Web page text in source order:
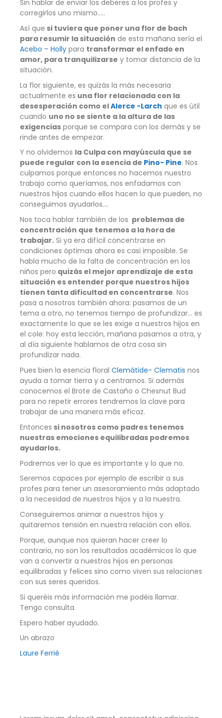
Sin hablar de enviar los deberes a los profes y
corregirlos uno mismo…..
Así que si tuviera que poner una flor de bach
para resumir la situación de esta mañana sería el
Acebo – Holly para transformar el enfado en
amor, para tranquilizarse y tomar distancia de la
situación.
La flor siguiente, es quizás la más necesaria
actualmente es una flor relacionada con la
desesperación como elAlerce -Larch que es útil
cuando uno no se siente a la altura de las
exigencias porque se compara con los demás y se
rinde antes de empezar.
Y no olvidemos la Culpa con mayúscula que se
puede regular con la esencia de Pino- Pine. Nos
culpamos porque entonces no hacemos nuestro
trabajo como queríamos, nos enfadamos con
nuestros hijos cuando ellos hacen lo que pueden, no
conseguimos ayudarlos….
Nos toca hablar también de los problemas de
concentración que tenemos a la hora de
trabajar. Si ya era difícil concentrarse en
condiciones óptimas ahora es casi imposible. Se
habla mucho de la falta de concentración en los
niños pero quizás el mejor aprendizaje de esta
situación es entender porque nuestros hijos
tienen tanta dificultad en concentrarse. Nos
pasa a nosotros también ahora: pasamos de un
tema a otro, no tenemos tiempo de profundizar… es
exactamente lo que se les exige a nuestros hijos en
el cole: hoy esta lección, mañana pasamos a otra, y
al día siguiente hablamos de otra cosa sin
profundizar nada.
Pues bien la esencia floral Clemátide- Clematis nos
ayuda a tomar tierra y a centrarnos. Si además
conocemos el Brote de Castaño o Chesnut Bud
para no repetir errores tendremos la clave para
trabajar de una manera más eficaz.
Entonces si nosotros como padres tenemos
nuestras emociones equilibradas podremos
ayudarlos.
Podremos ver lo que es importante y lo que no.
Seremos capaces por ejemplo de escribir a sus
profes para tener un asesoramiento más adaptado
a la necesidad de nuestros hijos y a la nuestra.
Conseguiremos animar a nuestros hijos y
quitaremos tensión en nuestra relación con ellos.
Porque, aunque nos quieran hacer creer lo
contrario, no son los resultados académicos lo que
van a convertir a nuestros hijos en personas
equilibradas y felices sino como viven sus relaciones
con sus seres queridos.
Si queréis más información me podéis llamar.
Tengo consulta.
Espero haber ayudado.
Un abrazo
Laure Ferrié